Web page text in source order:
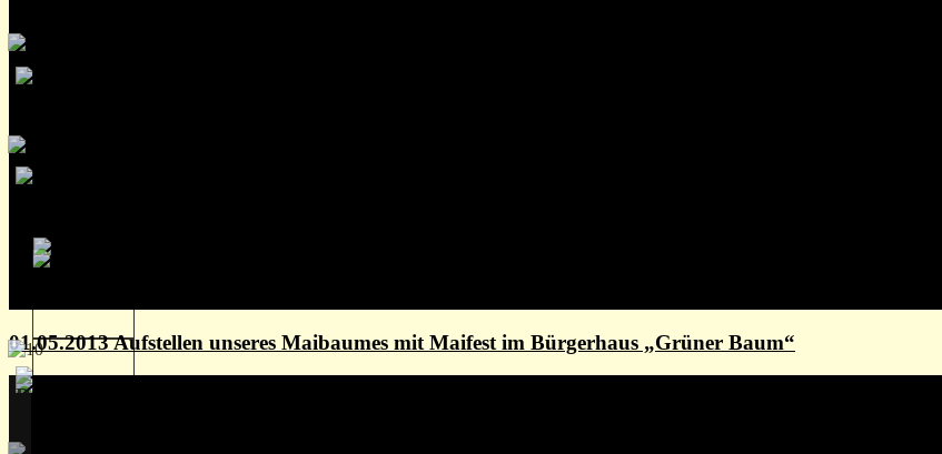
01.05.2013 Aufstellen unseres Maibaumes mit Maifest im Bürgerhaus „Grüner Baum“